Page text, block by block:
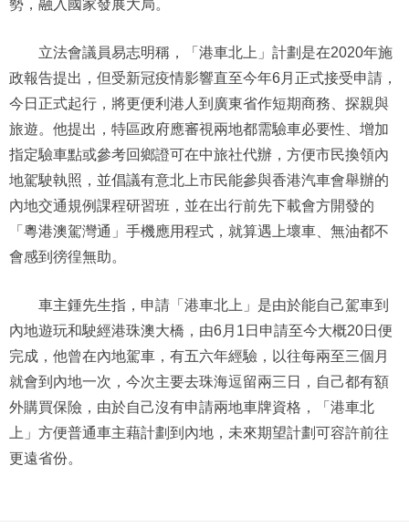
勢，融入國家發展大局。
立法會議員易志明稱，「港車北上」計劃是在2020年施
政報告提出，但受新冠疫情影響直至今年6月正式接受申請，
今日正式起行，將更便利港人到廣東省作短期商務、探親與
旅遊。他提出，特區政府應審視兩地都需驗車必要性、增加
指定驗車點或參考回鄉證可在中旅社代辦，方便市民換領內
地駕駛執照，並倡議有意北上市民能參與香港汽車會舉辦的
內地交通規例課程研習班，並在出行前先下載會方開發的
「粵港澳駕灣通」手機應用程式，就算遇上壞車、無油都不
會感到徬徨無助。
車主鍾先生指，申請「港車北上」是由於能自己駕車到
內地遊玩和駛經港珠澳大橋，由6月1日申請至今大概20日便
完成，他曾在內地駕車，有五六年經驗，以往每兩至三個月
就會到內地一次，今次主要去珠海逗留兩三日，自己都有額
外購買保險，由於自己沒有申請兩地車牌資格，「港車北
上」方便普通車主藉計劃到內地，未來期望計劃可容許前往
更遠省份。